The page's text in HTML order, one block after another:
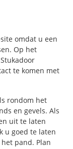
omdat u een
Op het
te komen met
rondom het
en gevels. Als
uit te laten
u goed te laten
pand. Plan